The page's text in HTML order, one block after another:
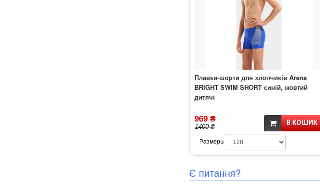
Плавки-шорти для хлопчиків Arena
BRIGHT SWIM SHORT синій, жовтий
дитячі
969 ₴
1400 ₴
В КОШИК
Размеры
Є питання?